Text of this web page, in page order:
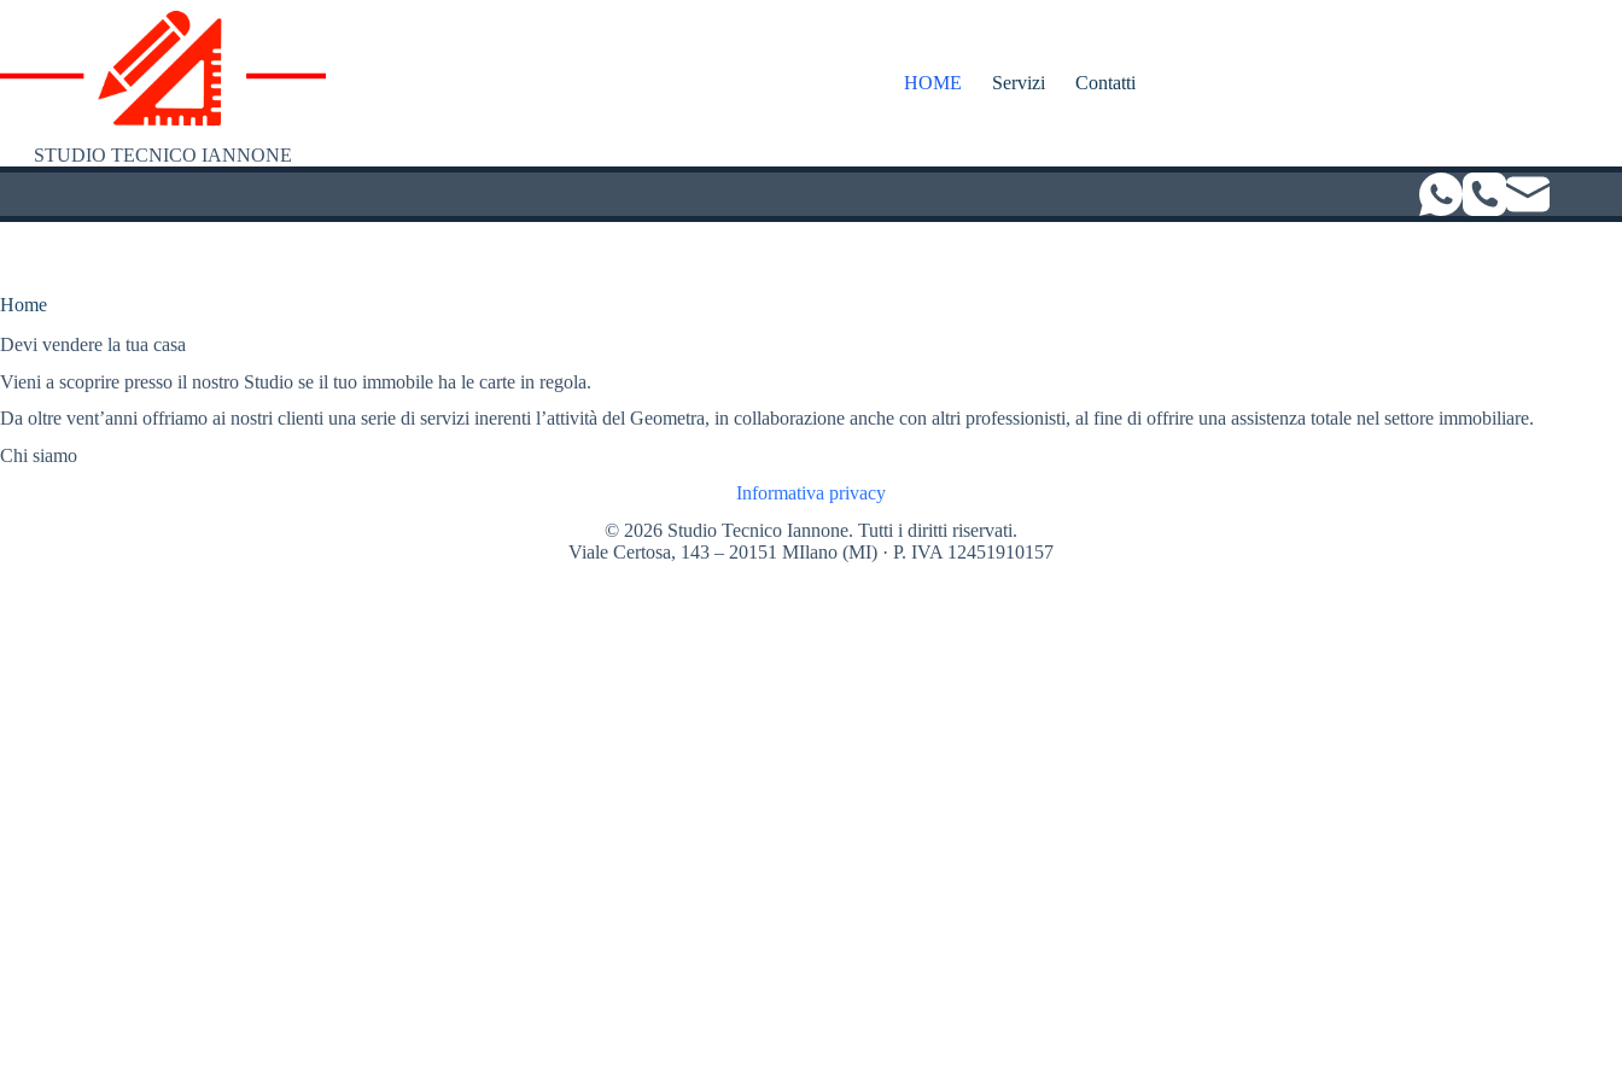
STUDIO TECNICO IANNONE
HOME Servizi Contatti
Home
Devi vendere la tua casa
Vieni a scoprire presso il nostro Studio se il tuo immobile ha le carte in regola.
Da oltre vent’anni offriamo ai nostri clienti una serie di servizi inerenti l’attività del Geometra, in collaborazione anche con altri professionisti, al fine di offrire una assistenza totale nel settore immobiliare.
Chi siamo
Informativa privacy
© 2026 Studio Tecnico Iannone. Tutti i diritti riservati.
Viale Certosa, 143 – 20151 MIlano (MI) · P. IVA 12451910157